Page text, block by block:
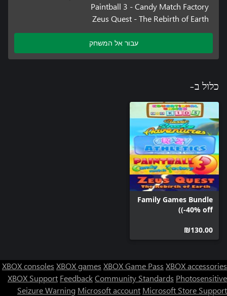
Paintball 3 - Candy Match Factory
Zeus Quest - The Rebirth of Earth
עבור אל המשחק
כלול ב-
Family Games Bundle
(-40% off)
‪₪‎130.00‬
XBOX consoles XBOX games XBOX Game Pass XBOX accessories
XBOX Support FeedbackCommunity Standards Photosensitive
Seizure Warning Microsoft account Microsoft Store Support